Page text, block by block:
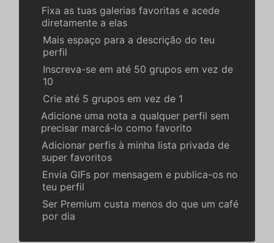
Fixa as tuas galerias favoritas e acede
diretamente a elas
Mais espaço para a descrição do teu
perfil
Inscreva-se em até 50 grupos em vez de
10
Crie até 5 grupos em vez de 1
Adicione uma nota a qualquer perfil sem
precisar marcá-lo como favorito
Adicionar perfis à minha lista privada de
super favoritos
Envia GIFs por mensagem e publica-os no
teu perfil
Ser Premium custa menos do que um café
por dia